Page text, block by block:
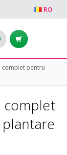
RO
complet pentru
complet